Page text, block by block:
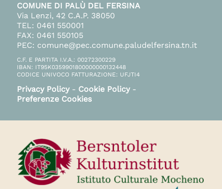
COMUNE DI PALÙ DEL FERSINA
Via Lenzi, 42 C.A.P. 38050
TEL: 0461 550001
FAX: 0461 550105
PEC: comune@pec.comune.paludelfersina.tn.it
C.F. E PARTITA I.V.A.: 00272300229
IBAN: IT95K0359901800000000132448
CODICE UNIVOCO FATTURAZIONE: UFJTI4
Privacy Policy- Cookie Policy-
Preferenze Cookies